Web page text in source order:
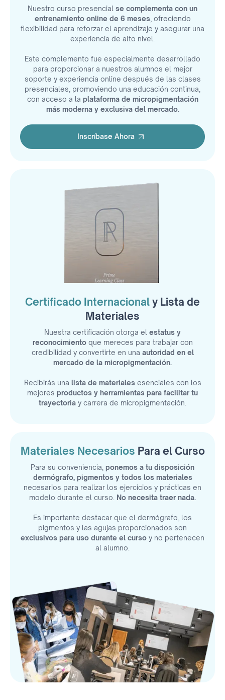
Nuestro curso presencial se complementa con un
entrenamiento online de 6 meses, ofreciendo
flexibilidad para reforzar el aprendizaje y asegurar una
experiencia de alto nivel.
Este complemento fue especialmente desarrollado
para proporcionar a nuestros alumnos el mejor
soporte y experiencia online después de las clases
presenciales, promoviendo una educación continua,
con acceso a la plataforma de micropigmentación
más moderna y exclusiva del mercado.
Inscríbase Ahora
Certificado Internacional y Lista de
Materiales
Nuestra certificación otorga el estatus y
reconocimientoque mereces para trabajar con
credibilidad y convertirte en una autoridad en el
mercado de la micropigmentación.
Recibirás una lista de materialesesenciales con los
mejores productos y herramientas para facilitar tu
trayectoria y carrera de micropigmentación.
Materiales Necesarios Para el Curso
Para su conveniencia, ponemos a tu disposición
dermógrafo, pigmentos y todos los materiales
necesarios para realizar los ejercicios y prácticas en
modelo durante el curso. No necesita traer nada.
Es importante destacar que el dermógrafo, los
pigmentos y las agujas proporcionados son
exclusivos para uso durante el curso y no pertenecen
al alumno.